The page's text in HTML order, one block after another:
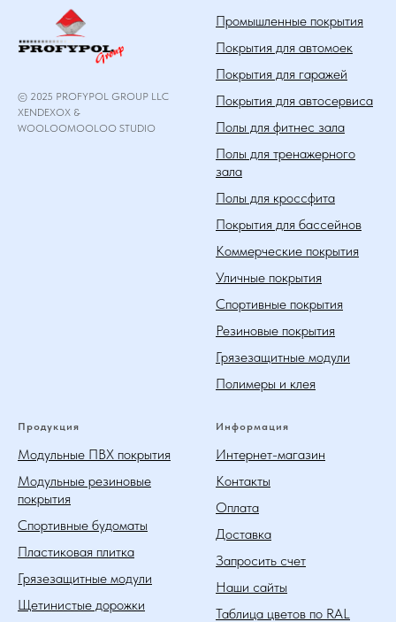
© 2025 PROFYPOL GROUP LLC
XENDEXOX &
WOOLOOMOOLOO STUDIO
Промышленные покрытия
Покрытия для автомоек
Покрытия для гаражей
Покрытия для автосервиса
Полы для фитнес зала
Полы для тренажерного
зала
Полы для кроссфита
Покрытия для бассейнов
Коммерческие покрытия
Уличные покрытия
Спортивные покрытия
Резиновые покрытия
Грязезащитные модули
Полимеры и клея
Продукция
Модульные ПВХ покрытия
Модульные резиновые
покрытия
Спортивные будоматы
Пластиковая плитка
Грязезащитные модули
Щетинистые дорожки
Информация
Интернет-магазин
Контакты
Оплата
Доставка
Запросить счет
Наши сайты
Таблица цветов по RAL